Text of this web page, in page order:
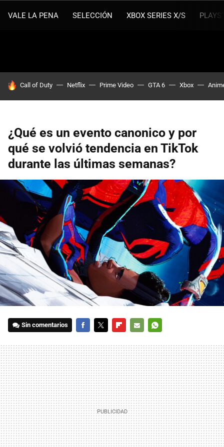
VALE LA PENA SELECCIÓN XBOX SERIES X/S
HOY SE HABLA DE
Call of Duty Netflix Prime Video GTA 6 Xbox
¿Qué es un evento canonico y por
qué se volvió tendencia en TikTok
durante las últimas semanas?
Sin comentarios
MAIL